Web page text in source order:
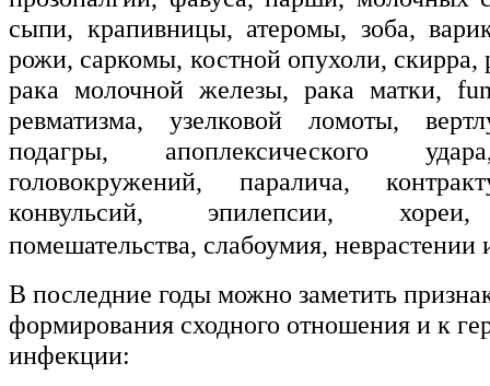
сыпи, крапивницы, атеромы, зоба,
рожи, саркомы, костной опухоли,
рака молочной железы, рака матки,
ревматизма, узелковой ломоты,
подагры, апоплексического
головокружений, паралича,
конвульсий, эпилепсии, хореи,
помешательства, слабоумия, неврастении
В последние годы можно заметить
формирования сходного отношения и к
инфекции: